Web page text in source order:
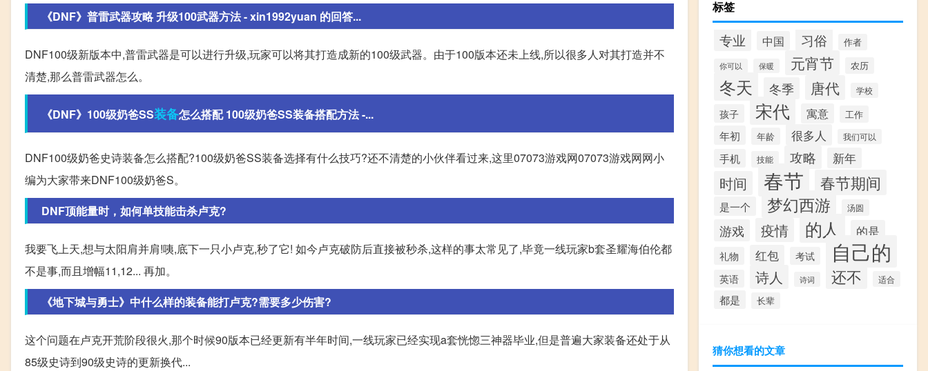
《DNF》普雷武器攻略 升级100武器方法 - xin1992yuan 的回答...
DNF100级新版本中,普雷武器是可以进行升级,玩家可以将其打造成新的100级武器。由于100版本还未上线,所以很多人对其打造并不
清楚,那么普雷武器怎么。
《DNF》100级奶爸SS装备怎么搭配 100级奶爸SS装备搭配方法 -...
DNF100级奶爸史诗装备怎么搭配?100级奶爸SS装备选择有什么技巧?还不清楚的小伙伴看过来,这里07073游戏网07073游戏网网小
编为大家带来DNF100级奶爸S。
DNF顶能量时，如何单技能击杀卢克?
我要飞上天,想与太阳肩并肩!咦,底下一只小卢克,秒了它! 如今卢克破防后直接被秒杀,这样的事太常见了,毕竟一线玩家b套圣耀海伯伦都
不是事,而且增幅11,12... 再加。
《地下城与勇士》中什么样的装备能打卢克?需要多少伤害?
这个问题在卢克开荒阶段很火,那个时候90版本已经更新有半年时间,一线玩家已经实现a套恍惚三神器毕业,但是普遍大家装备还处于从
85级史诗到90级史诗的更新换代...
标签
专业 中国 习俗 作者
你可以 保暖 元宵节 农历
冬天 冬季 唐代 学校
孩子 宋代 寓意 工作
年初 年龄 很多人 我们可以
手机 技能 攻略 新年
时间 春节 春节期间
是一个 梦幻西游 汤圆
游戏 疫情 的人 的是
礼物 红包 考试 自己的
英语 诗人 诗词 还不 适合
都是 长辈
猜你想看的文章